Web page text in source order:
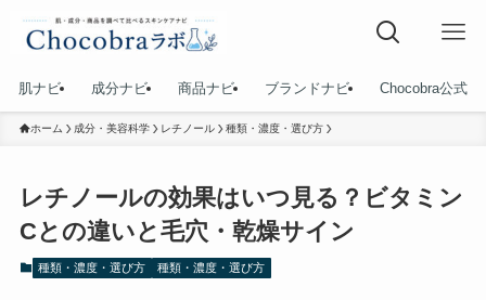
肌ナビ 成分ナビ 商品ナビ ブランドナビ Chocobra公式
ホーム 成分・美容科学 レチノール 種類・濃度・選び方
レチノールの効果はいつ見る？ビタミン
Cとの違いと毛穴・乾燥サイン
種類・濃度・選び方 種類・濃度・選び方